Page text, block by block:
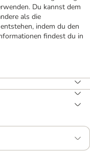
Du kannst dem
als die
indem du den
findest du in